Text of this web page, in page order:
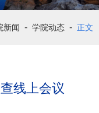
新闻 - 学院动态 - 正文
线上会议